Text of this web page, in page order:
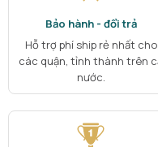
Bảo hành - đổi trả
Hỗ trợ phí ship rẻ nhất cho
các quận, tỉnh thành trên
nước.